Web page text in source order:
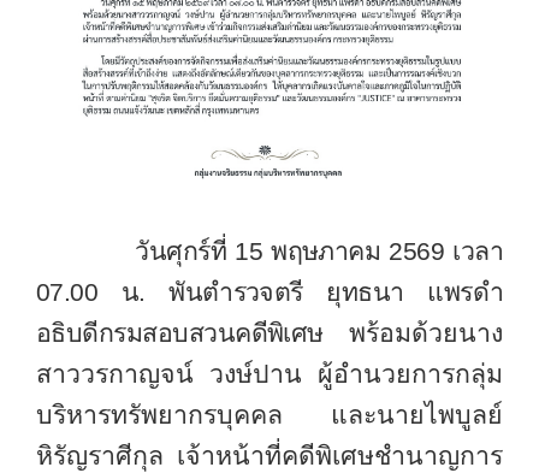
วันศุกร์ที่ 15 พฤษภาคม 2569 เวลา
07.00 น. พันตำรวจตรี ยุทธนา แพรดำ
อธิบดีกรมสอบสวนคดีพิเศษ พร้อมด้วยนาง
สาววรกาญจน์ วงษ์ปาน ผู้อำนวยการกลุ่ม
บริหารทรัพยากรบุคคล และนายไพบูลย์
หิรัญราศีกุล เจ้าหน้าที่คดีพิเศษชำนาญการ